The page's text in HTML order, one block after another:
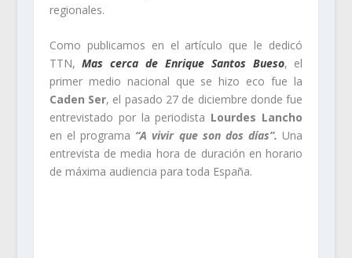
regionales.
Como publicamos en el artículo que le dedicó
TTN,Mas cerca de Enrique Santos Bueso, el
primer medio nacional que se hizo eco fue la
Caden Ser, el pasado 27 de diciembre donde fue
entrevistado por la periodista Lourdes Lancho
en el programa “A vivir que son dos días”. Una
entrevista de media hora de duración en horario
de máxima audiencia para toda España.